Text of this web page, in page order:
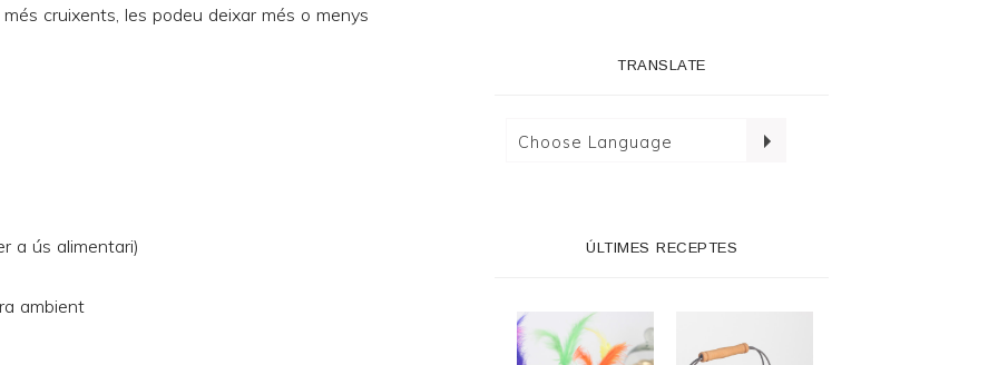
cruixents, les podeu deixar més o menys
a ús alimentari)
ambient
TRANSLATE
ÚLTIMES RECEPTES